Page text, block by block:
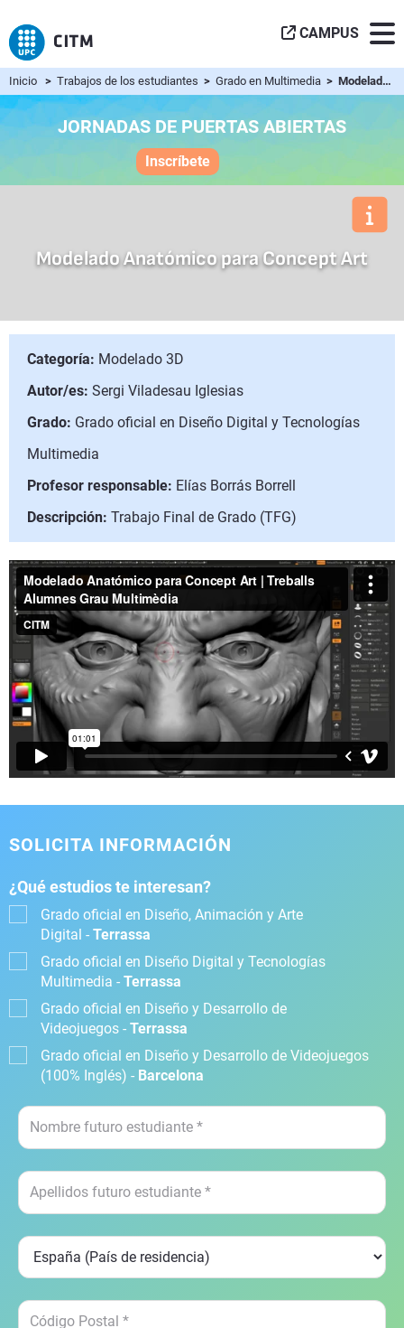
CAMPUS
Inicio > Trabajos de los estudiantes > Grado en Multimedia > Modelado Anatómico para Concept Art
JORNADAS DE PUERTAS ABIERTAS
Inscríbete
Modelado Anatómico para Concept Art
Categoría: Modelado 3D
Autor/es: Sergi Viladesau Iglesias
Grado: Grado oficial en Diseño Digital y Tecnologías
Multimedia
Profesor responsable: Elías Borrás Borrell
Descripción: Trabajo Final de Grado (TFG)
SOLICITA INFORMACIÓN
¿Qué estudios te interesan?
Grado oficial en Diseño, Animación y Arte
Digital - Terrassa
Grado oficial en Diseño Digital y Tecnologías
Multimedia - Terrassa
Grado oficial en Diseño y Desarrollo de
Videojuegos - Terrassa
Grado oficial en Diseño y Desarrollo de Videojuegos
(100% Inglés) - Barcelona